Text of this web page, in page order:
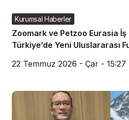
Kurumsal Haberler
Zoomark ve Petzoo Eurasia
Türkiye’de Yeni Uluslararası
22 Temmuz 2026 - Çar - 15:27